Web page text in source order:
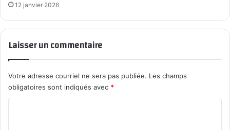
12 janvier 2026
Laisser un commentaire
Votre adresse courriel ne sera pas publiée. Les champs
obligatoires sont indiqués avec *